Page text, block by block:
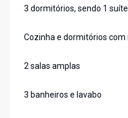
3 dormitórios, sendo 1
Cozinha e dormitórios com
2 salas amplas
3 banheiros e lavabo